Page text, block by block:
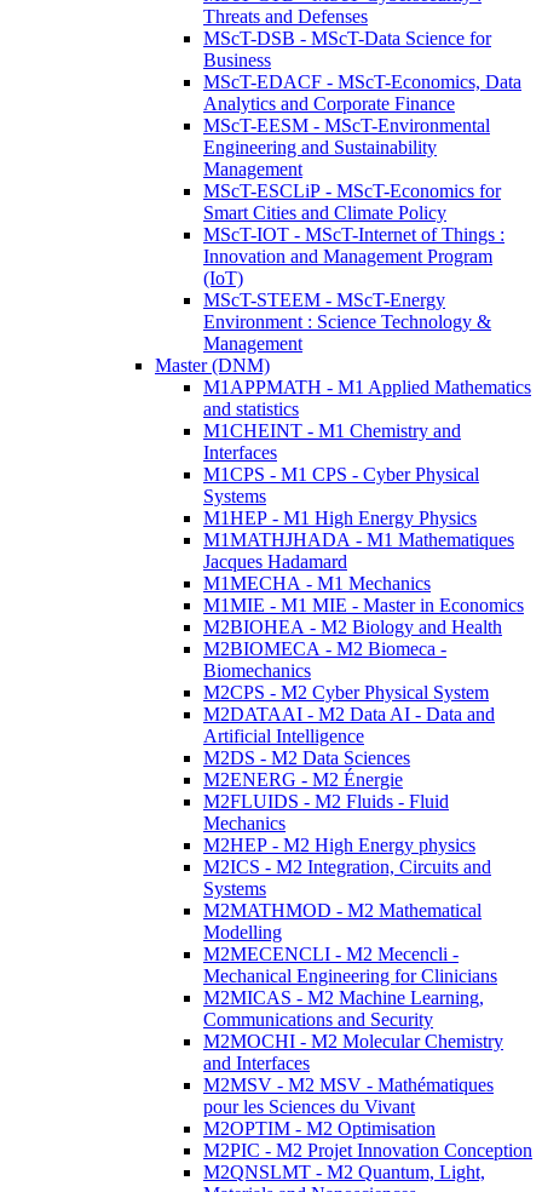
Threats and Defenses
MScT-DSB - MScT-Data Science for
Business
MScT-EDACF - MScT-Economics, Data
Analytics and Corporate Finance
MScT-EESM - MScT-Environmental
Engineering and Sustainability
Management
MScT-ESCLiP - MScT-Economics for
Smart Cities and Climate Policy
MScT-IOT - MScT-Internet of Things :
Innovation and Management Program
(IoT)
MScT-STEEM - MScT-Energy
Environment : Science Technology &
Management
Master (DNM)
M1APPMATH - M1 Applied Mathematics
and statistics
M1CHEINT - M1 Chemistry and
Interfaces
M1CPS - M1 CPS - Cyber Physical
Systems
M1HEP - M1 High Energy Physics
M1MATHJHADA - M1 Mathematiques
Jacques Hadamard
M1MECHA - M1 Mechanics
M1MIE - M1 MIE - Master in Economics
M2BIOHEA - M2 Biology and Health
M2BIOMECA - M2 Biomeca -
Biomechanics
M2CPS - M2 Cyber Physical System
M2DATAAI - M2 Data AI - Data and
Artificial Intelligence
M2DS - M2 Data Sciences
M2ENERG - M2 Énergie
M2FLUIDS - M2 Fluids - Fluid
Mechanics
M2HEP - M2 High Energy physics
M2ICS - M2 Integration, Circuits and
Systems
M2MATHMOD - M2 Mathematical
Modelling
M2MECENCLI - M2 Mecencli -
Mechanical Engineering for Clinicians
M2MICAS - M2 Machine Learning,
Communications and Security
M2MOCHI - M2 Molecular Chemistry
and Interfaces
M2MSV - M2 MSV - Mathématiques
pour les Sciences du Vivant
M2OPTIM - M2 Optimisation
M2PIC - M2 Projet Innovation Conception
M2QNSLMT - M2 Quantum, Light,